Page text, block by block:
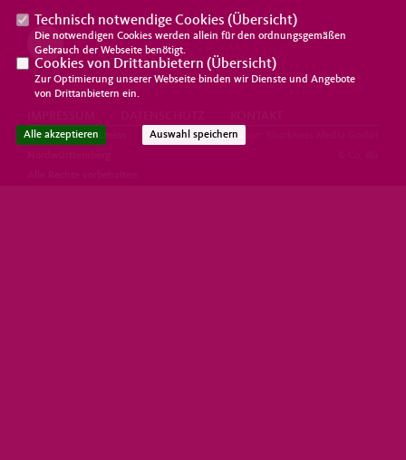
@2026 Frauen Union
Realisation: Sharkness Media GmbH
Technisch notwendige Cookies (Übersicht)
Die notwendigen Cookies werden allein für den ordnungsgemäßen
Gebrauch der Webseite benötigt.
Cookies von Drittanbietern (Übersicht)
Zur Optimierung unserer Webseite binden wir Dienste und Angebote
von Drittanbietern ein.
Alle akzeptieren Auswahl speichern